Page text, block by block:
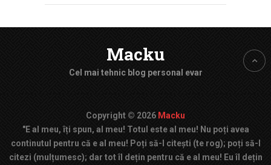
Macku
Cel mai tehnic blog personal evar
Copyright © 2026 Macku
"E al meu, îți spun, al meu! Totul este al meu! Nu poți avea
continutul pentru că e al meu! Poți să-l citești (te rog); poți să-l
citezi (mulțumesc); dar tot îl dețin pentru că e al meu! Eu îl dețin